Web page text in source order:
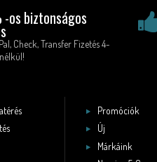
os biztonságos
Check, Transfer Fizetés 4-
Promóciók
Új
Márkáink